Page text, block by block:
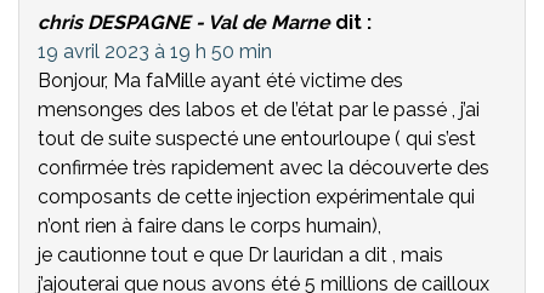
chris DESPAGNE - Val de Marne dit :
19 avril 2023 à 19 h 50 min
Bonjour, Ma faMille ayant été victime des
mensonges des labos et de l’état par le passé , j’ai
tout de suite suspecté une entourloupe ( qui s’est
confirmée très rapidement avec la découverte des
composants de cette injection expérimentale qui
n’ont rien à faire dans le corps humain),
je cautionne tout e que Dr lauridan a dit , mais
j’ajouterai que nous avons été 5 millions de cailloux